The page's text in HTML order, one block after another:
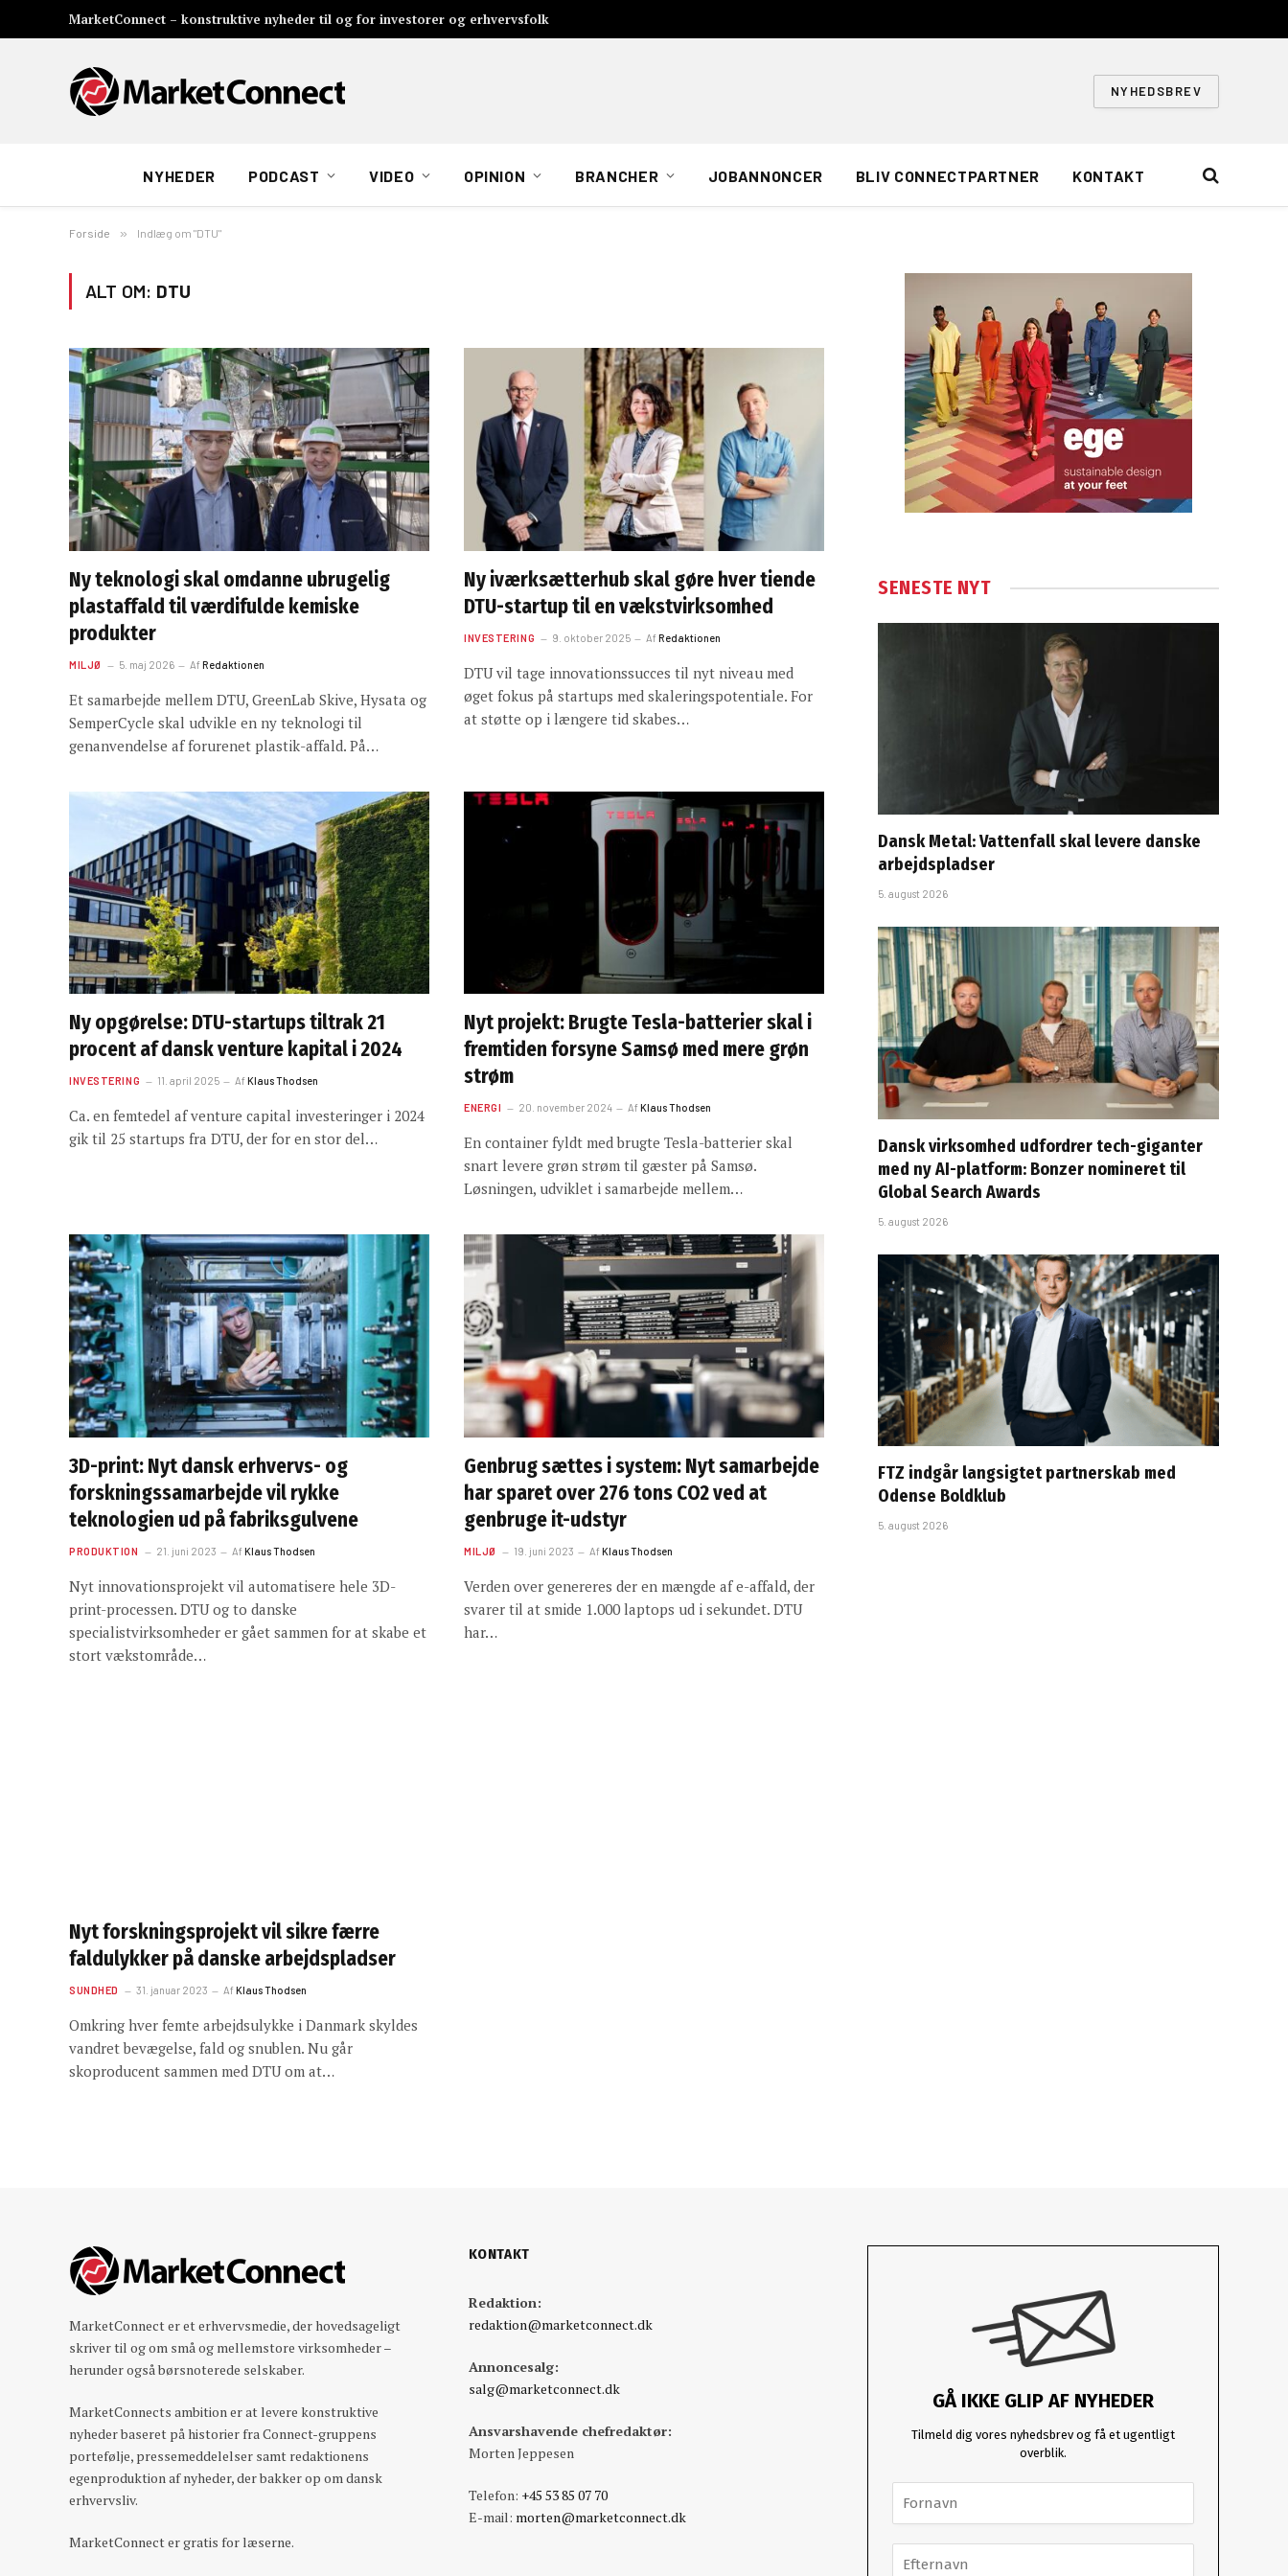
MarketConnect – konstruktive nyheder til og for investorer og erhvervsfolk
NYHEDSBREV
NYHEDER PODCAST VIDEO OPINION BRANCHER JOBANNONCER BLIV CONNECTPARTNER KONTAKT
Forside » Indlæg om "DTU"
ALT OM: DTU
Ny teknologi skal omdanne ubrugelig
plastaffald til værdifulde kemiske
produkter
MILJØ 5. maj 2026 AfRedaktionen
Et samarbejde mellem DTU, GreenLab Skive, Hysata og
SemperCycle skal udvikle en ny teknologi til
genanvendelse af forurenet plastik-affald. På…
Ny iværksætterhub skal gøre hver tiende
DTU-startup til en vækstvirksomhed
INVESTERING 9. oktober 2025 AfRedaktionen
DTU vil tage innovationssucces til nyt niveau med
øget fokus på startups med skaleringspotentiale. For
at støtte op i længere tid skabes…
Ny opgørelse: DTU-startups tiltrak 21
procent af dansk venture kapital i 2024
INVESTERING 11. april 2025 AfKlaus Thodsen
Ca. en femtedel af venture capital investeringer i 2024
gik til 25 startups fra DTU, der for en stor del…
Nyt projekt: Brugte Tesla-batterier skal i
fremtiden forsyne Samsø med mere grøn
strøm
ENERGI 20. november 2024 AfKlaus Thodsen
En container fyldt med brugte Tesla-batterier skal
snart levere grøn strøm til gæster på Samsø.
Løsningen, udviklet i samarbejde mellem…
3D-print: Nyt dansk erhvervs- og
forskningssamarbejde vil rykke
teknologien ud på fabriksgulvene
PRODUKTION 21. juni 2023 AfKlaus Thodsen
Nyt innovationsprojekt vil automatisere hele 3D-
print-processen. DTU og to danske
specialistvirksomheder er gået sammen for at skabe et
stort vækstområde…
Genbrug sættes i system: Nyt samarbejde
har sparet over 276 tons CO2 ved at
genbruge it-udstyr
MILJØ 19. juni 2023 AfKlaus Thodsen
Verden over genereres der en mængde af e-affald, der
svarer til at smide 1.000 laptops ud i sekundet. DTU
har…
Nyt forskningsprojekt vil sikre færre
faldulykker på danske arbejdspladser
SUNDHED 31. januar 2023 AfKlaus Thodsen
Omkring hver femte arbejdsulykke i Danmark skyldes
vandret bevægelse, fald og snublen. Nu går
skoproducent sammen med DTU om at…
SENESTE NYT
Dansk Metal: Vattenfall skal levere danske
arbejdspladser
5. august 2026
Dansk virksomhed udfordrer tech-giganter
med ny AI-platform: Bonzer nomineret til
Global Search Awards
5. august 2026
FTZ indgår langsigtet partnerskab med
Odense Boldklub
5. august 2026
MarketConnect er et erhvervsmedie, der hovedsageligt
skriver til og om små og mellemstore virksomheder –
herunder også børsnoterede selskaber.
MarketConnects ambition er at levere konstruktive
nyheder baseret på historier fra Connect-gruppens
portefølje, pressemeddelelser samt redaktionens
egenproduktion af nyheder, der bakker op om dansk
erhvervsliv.
MarketConnect er gratis for læserne.
KONTAKT
Redaktion:
redaktion@marketconnect.dk
Annoncesalg:
salg@marketconnect.dk
Ansvarshavende chefredaktør:
Morten Jeppesen
Telefon: +45 53 85 07 70
E-mail: morten@marketconnect.dk
GÅ IKKE GLIP AF NYHEDER
Tilmeld dig vores nyhedsbrev og få et ugentligt
overblik.